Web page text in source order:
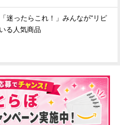
「迷ったらこれ！」みんなが"リピ
る人気商品